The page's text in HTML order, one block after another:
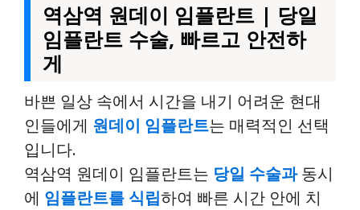
역삼역 원데이 임플란트 | 당일
임플란트 수술, 빠르고 안전하
게
바쁜 일상 속에서 시간을 내기 어려운 현대
인들에게 원데이 임플란트는 매력적인 선택
입니다.
역삼역 원데이 임플란트는 당일 수술과동시
에 임플란트를 식립하여 빠른 시간 안에 치